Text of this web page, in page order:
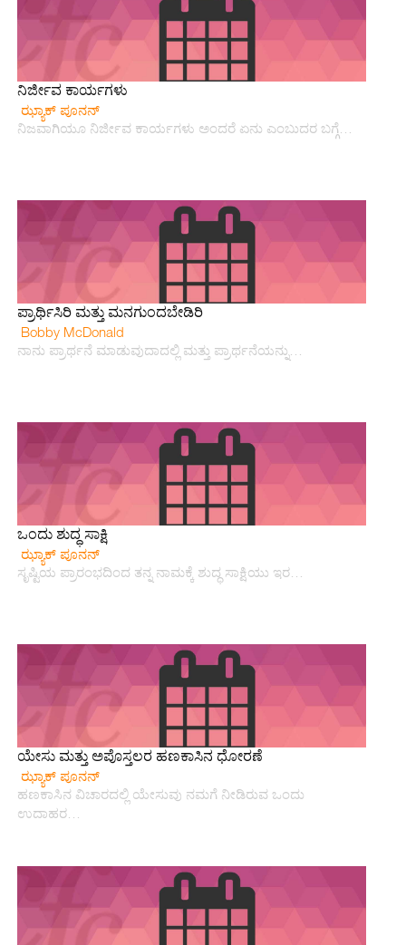
ನಿರ್ಜೀವ ಕಾರ್ಯಗಳು
ಝ್ಯಾಕ್ ಪೂನನ್
ನಿಜವಾಗಿಯೂ ನಿರ್ಜೀವ ಕಾರ್ಯಗಳು ಅಂದರೆ ಏನು ಎಂಬುದರ ಬಗ್ಗೆ…
ಪ್ರಾರ್ಥಿಸಿರಿ ಮತ್ತು ಮನಗುಂದಬೇಡಿರಿ
Bobby McDonald
ನಾನು ಪ್ರಾರ್ಥನೆ ಮಾಡುವುದಾದಲ್ಲಿ ಮತ್ತು ಪ್ರಾರ್ಥನೆಯನ್ನು…
ಒಂದು ಶುದ್ಧ ಸಾಕ್ಷಿ
ಝ್ಯಾಕ್ ಪೂನನ್
ಸೃಷ್ಟಿಯ ಪ್ರಾರಂಭದಿಂದ ತನ್ನ ನಾಮಕ್ಕೆ ಶುದ್ಧ ಸಾಕ್ಷಿಯು ಇರ…
ಯೇಸು ಮತ್ತು ಅಪೊಸ್ತಲರ ಹಣಕಾಸಿನ ಧೋರಣೆ
ಝ್ಯಾಕ್ ಪೂನನ್
ಹಣಕಾಸಿನ ವಿಚಾರದಲ್ಲಿ ಯೇಸುವು ನಮಗೆ ನೀಡಿರುವ ಒಂದು
ಉದಾಹರ…